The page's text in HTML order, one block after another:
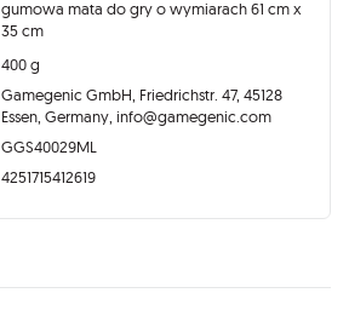
gumowa mata do gry o wymiarach 61 cm x
35 cm
400 g
Gamegenic GmbH, Friedrichstr. 47, 45128
Essen, Germany, info@gamegenic.com
GGS40029ML
4251715412619